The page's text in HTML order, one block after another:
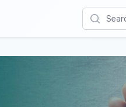
Search